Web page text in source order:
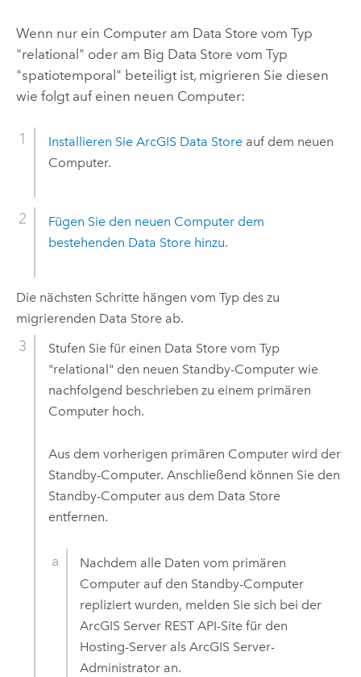
Wenn nur ein Computer am Data Store vom Typ
"relational" oder am Big Data Store vom Typ
"spatiotemporal" beteiligt ist, migrieren Sie diesen
wie folgt auf einen neuen Computer:
Installieren Sie ArcGIS Data Storeauf dem neuen
Computer.
Fügen Sie den neuen Computer dem
bestehenden Data Store hinzu.
Die nächsten Schritte hängen vom Typ des zu
migrierenden Data Store ab.
Stufen Sie für einen Data Store vom Typ
"relational" den neuen Standby-Computer wie
nachfolgend beschrieben zu einem primären
Computer hoch.
Aus dem vorherigen primären Computer wird der
Standby-Computer. Anschließend können Sie den
Standby-Computer aus dem Data Store
entfernen.
Nachdem alle Daten vom primären
Computer auf den Standby-Computer
repliziert wurden, melden Sie sich bei der
ArcGIS Server REST API-Site für den
Hosting-Server alsArcGIS Server-
Administrator an.